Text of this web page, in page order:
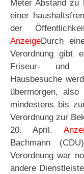
Meter Abstand
einer
der
AnzeigeDurch
Verordnung gibt
Friseur- und
Hausbesuche
übermorgen,
mindestens bis
Verordnung zur
20. April.
Bachmann
Verordnung war
andere